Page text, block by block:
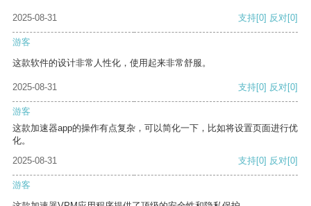
2025-08-31 支持[0] 反对[0]
游客
这款软件的设计非常人性化，使用起来非常舒服。
2025-08-31 支持[0] 反对[0]
游客
这款加速器app的操作有点复杂，可以简化一下，比如将设置页面进行优
化。
2025-08-31
支持[0] 反对[0]
游客